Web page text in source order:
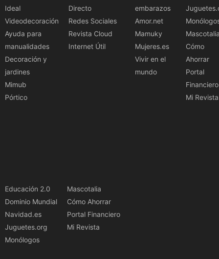
Ideal
Videodecoración
Ayuda para
manualidades
Decoración y
jardines
Mimub
Pórtico
Directo
Redes Sociales
Revista Cloud
Internet Útil
embarazos
Amor.net
Mamuky
Mujeres.es
Vivir en el
mundo
Cómo
Ahorrar
Portal
Financiero
Mi Revista
Educación 2.0
Dominio Mundial
Navidad.es
Juguetes.org
Monólogos
Mascotalia
Cómo Ahorrar
Portal Financiero
Mi Revista